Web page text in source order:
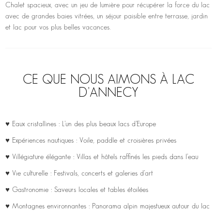
Chalet spacieux, avec un jeu de lumière pour récupérer la force du lac
avec de grandes baies vitrées, un séjour paisible entre terrasse, jardin
et lac pour vos plus belles vacances.
CE QUE NOUS AIMONS À LAC
D'ANNECY
♥ Eaux cristallines : L’un des plus beaux lacs d’Europe
♥ Expériences nautiques : Voile, paddle et croisières privées
♥ Villégiature élégante : Villas et hôtels raffinés les pieds dans l’eau
♥ Vie culturelle : Festivals, concerts et galeries d’art
♥ Gastronomie : Saveurs locales et tables étoilées
♥ Montagnes environnantes : Panorama alpin majestueux autour du lac